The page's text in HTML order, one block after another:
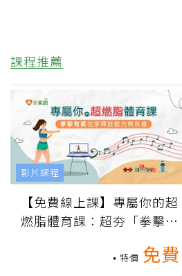
課程推薦
【免費線上課】專屬你的超
燃脂體育課：超夯「拳擊有
特價 免費
影片課程